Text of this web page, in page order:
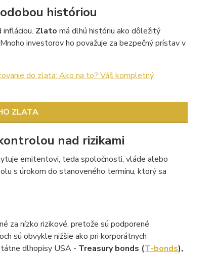
históriou
Zlato má dlhú históriu ako dôležitý
investorov ho považuje za bezpečný prístav v
do zlata: Ako na to? Váš kompletný
ZLATA
nad rizikami
emitentovi, teda spoločnosti, vláde alebo
s úrokom do stanoveného termínu, ktorý sa
za nízko rizikové, pretože sú podporené
sú obvykle nižšie ako pri korporátnych
dlhopisy USA - Treasury bonds (T-bonds),